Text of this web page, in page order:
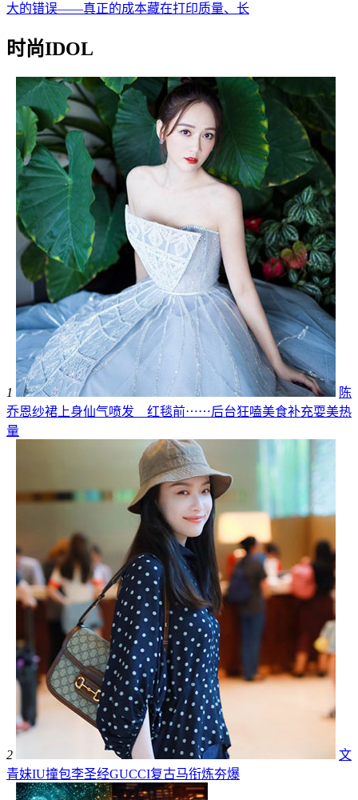
大的错误——真正的成本藏在打印质量、长
时尚IDOL
1
陈
乔恩纱裙上身仙气喷发 红毯前⋯⋯后台狂嗑美食补充耍美热
量
2
文
青妹IU撞包李圣经GUCCI复古马衔炼夯爆